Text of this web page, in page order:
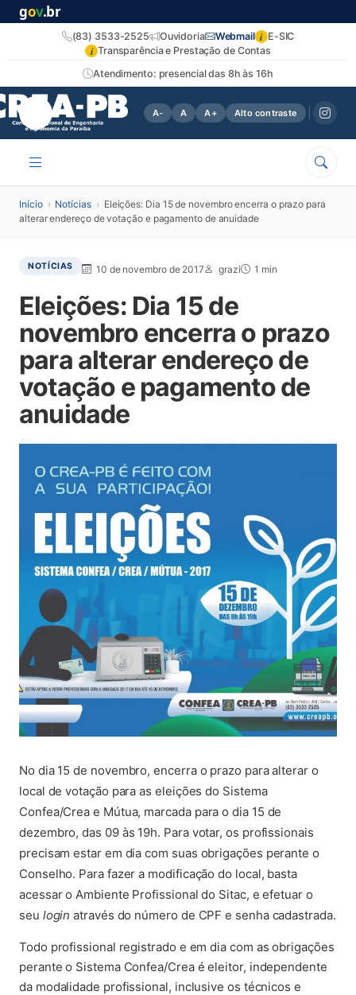
gov.br
Atendimento: presencial das 8h às 16h
(83) 3533-2525 Ouvidoria Webmail i E-SIC
i Transparência e Prestação de Contas
A- A A+ Alto contraste
Início › Notícias › Eleições: Dia 15 de novembro encerra o prazo para
alterar endereço de votação e pagamento de anuidade
NOTÍCIAS 10 de novembro de 2017 grazi 1 min
Eleições: Dia 15 de
novembro encerra o prazo
para alterar endereço de
votação e pagamento de
anuidade
No dia 15 de novembro, encerra o prazo para alterar o
local de votação para as eleições do Sistema
Confea/Crea e Mútua, marcada para o dia 15 de
dezembro, das 09 às 19h. Para votar, os profissionais
precisam estar em dia com suas obrigações perante o
Conselho. Para fazer a modificação do local, basta
acessar o Ambiente Profissional do Sitac, e efetuar o
seu login através do número de CPF e senha cadastrada.
Todo profissional registrado e em dia com as obrigações
perante o Sistema Confea/Crea é eleitor, independente
da modalidade profissional, inclusive os técnicos e